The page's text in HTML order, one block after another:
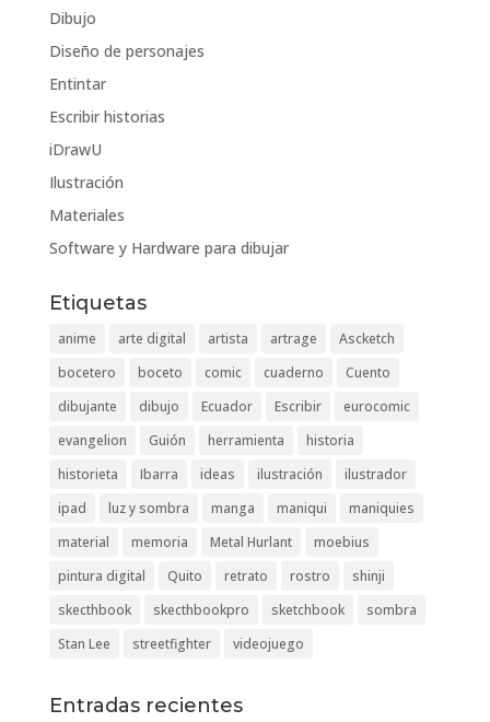
Dibujo
Diseño de personajes
Entintar
Escribir historias
iDrawU
Ilustración
Materiales
Software y Hardware para dibujar
Etiquetas
anime arte digital artista artrage
Ascketch
bocetero
boceto comic cuaderno
Cuento
dibujante
dibujo Ecuador Escribir
eurocomic
evangelion
Guión herramienta
historia
historieta
Ibarra ideas ilustración
ilustrador
ipad
luz y sombra manga maniqui
maniquies
material
memoria Metal Hurlant
moebius
pintura digital
Quito retrato rostro
shinji
skecthbook
skecthbookpro sketchbook
sombra
Stan Lee
streetfighter videojuego
Entradas recientes